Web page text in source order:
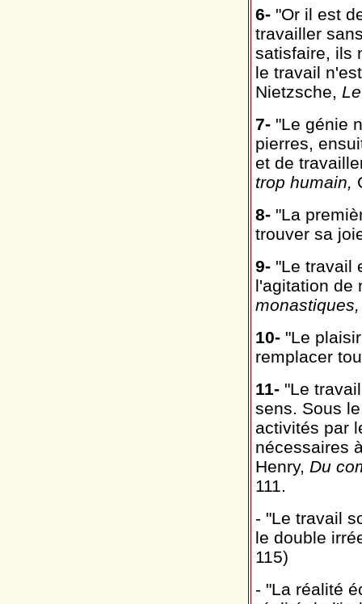
6-"Or il est
travailler
satisfaire, ils
le travail
Nietzsche,
7-"Le génie
pierres,
et de
trop humain,
8-"La
trouver sa
9-"Le travail
l'agitation de
10-"Le plaisir
remplacer
11-"Le
sens. Sous
activités par
nécessaires
Henry, Du
111.
- "Le travail
le double
115)
- "La réalité